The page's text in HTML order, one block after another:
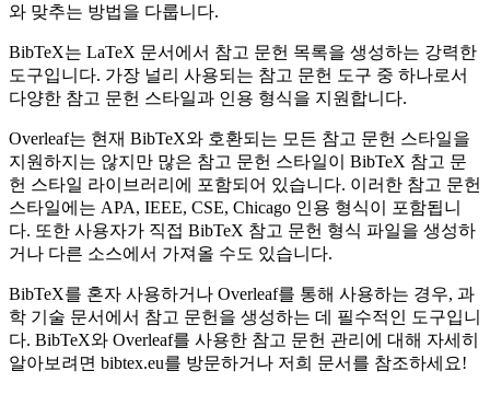
와 맞추는 방법을 다룹니다.
BibTeX는 LaTeX 문서에서 참고 문헌 목록을 생성하는 강력한
도구입니다. 가장 널리 사용되는 참고 문헌 도구 중 하나로서
다양한 참고 문헌 스타일과 인용 형식을 지원합니다.
Overleaf는 현재 BibTeX와 호환되는 모든 참고 문헌 스타일을
지원하지는 않지만 많은 참고 문헌 스타일이 BibTeX 참고 문
헌 스타일 라이브러리에 포함되어 있습니다. 이러한 참고 문헌
스타일에는 APA, IEEE, CSE, Chicago 인용 형식이 포함됩니
다. 또한 사용자가 직접 BibTeX 참고 문헌 형식 파일을 생성하
거나 다른 소스에서 가져올 수도 있습니다.
BibTeX를 혼자 사용하거나 Overleaf를 통해 사용하는 경우, 과
학 기술 문서에서 참고 문헌을 생성하는 데 필수적인 도구입니
다. BibTeX와 Overleaf를 사용한 참고 문헌 관리에 대해 자세히
알아보려면 bibtex.eu를 방문하거나 저희 문서를 참조하세요!